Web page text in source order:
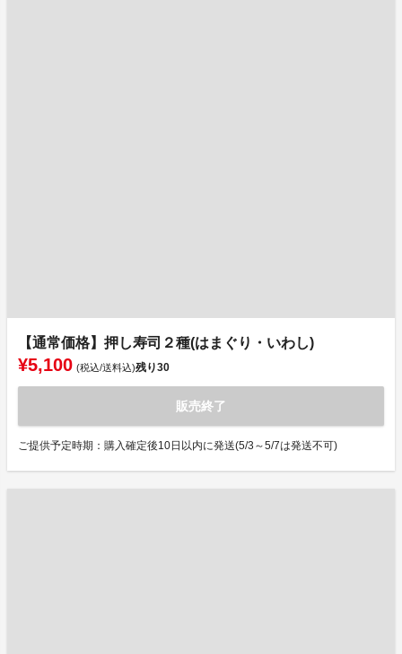
【通常価格】押し寿司２種(はまぐり・いわし)
¥5,100 (税込/送料込)残り30
販売終了
ご提供予定時期：購入確定後10日以内に発送(5/3～5/7は発送不可)